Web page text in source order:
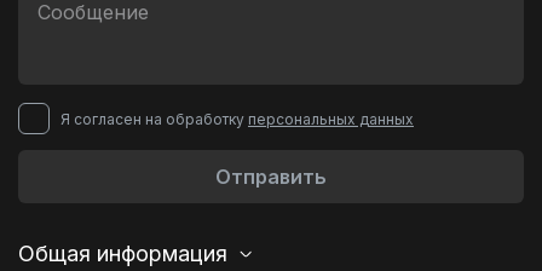
Я согласен на обработку персональных данных
Отправить
Общая информация